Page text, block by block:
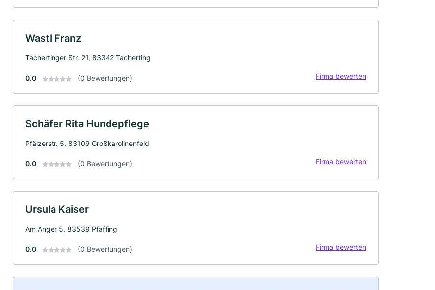
Wastl Franz
Tachertinger Str. 21, 83342 Tacherting
0.0 (0 Bewertungen) Firma bewerten
Schäfer Rita Hundepflege
Pfälzerstr. 5, 83109 Großkarolinenfeld
0.0 (0 Bewertungen) Firma bewerten
Ursula Kaiser
Am Anger 5, 83539 Pfaffing
0.0 (0 Bewertungen) Firma bewerten